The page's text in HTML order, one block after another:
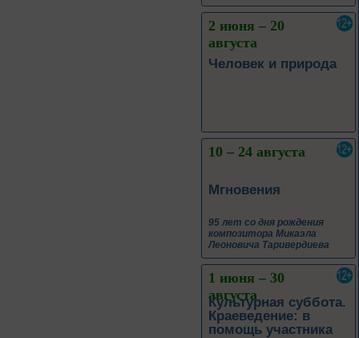
2 июня – 20
августа
Человек и природа
10 – 24 августа
Мгновения
95 лет со дня рождения
композитора Микаэла
Леоновича Таривердиева
1 июня – 30
августа
Культурная суббота.
Краеведение: в
помощь участника